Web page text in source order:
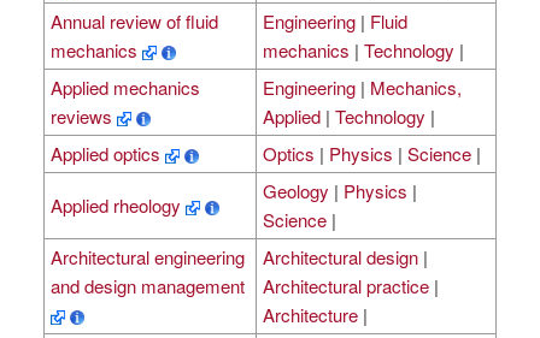
Annual review of fluid
mechanics
Engineering | Fluid
mechanics | Technology |
Applied mechanics
reviews
Engineering | Mechanics,
Applied | Technology |
Applied optics
Optics | Physics | Science |
Applied rheology
Geology | Physics |
Science |
Architectural engineering
and design management
Architectural design |
Architectural practice |
Architecture |